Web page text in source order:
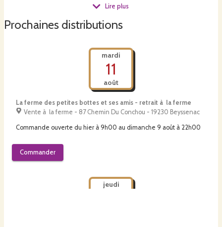
Lire plus
Prochaines distributions
mardi
11
août
La ferme des petites bottes et ses amis - retrait à la ferme
Vente à la ferme - 87 Chemin Du Conchou - 19230 Beyssenac
Commande ouverte du hier à 9h00 au dimanche 9 août à 22h00
Commander
jeudi